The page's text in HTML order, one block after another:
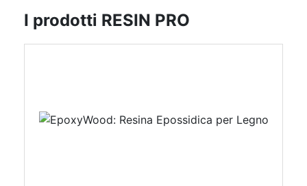
I prodotti RESIN PRO